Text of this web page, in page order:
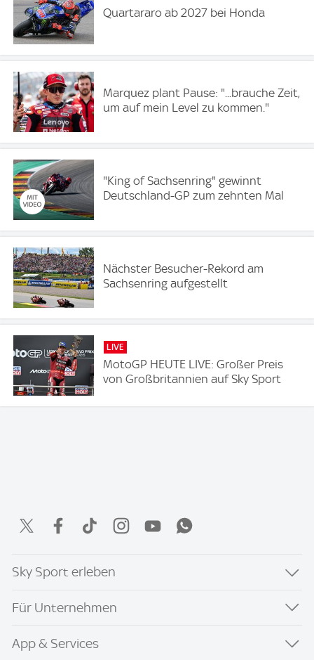
Quartararo ab 2027 bei Honda
Marquez plant Pause: "...brauche Zeit,
um auf mein Level zu kommen."
"King of Sachsenring" gewinnt
Deutschland-GP zum zehnten Mal
Nächster Besucher-Rekord am
Sachsenring aufgestellt
LIVE
MotoGP HEUTE LIVE: Großer Preis
von Großbritannien auf Sky Sport
Sky Sport erleben
Für Unternehmen
App & Services